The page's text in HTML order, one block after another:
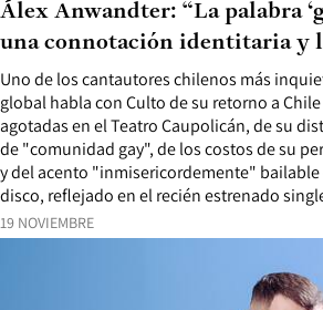
19 NOVIEMBRE
Uno de los cantautores chilenos más
global habla con Culto de su retorno a
agotadas en el Teatro Caupolicán, de su
de "comunidad gay", de los costos de su
y del acento "inmisericordemente"
disco, reflejado en el recién estrenado
Álex Anwandter: “La palabra
una connotación identitaria y